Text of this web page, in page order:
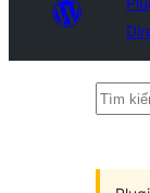
Tìm